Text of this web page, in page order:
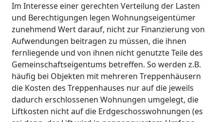
Im Interesse einer gerechten Verteilung der Lasten
und Berechtigungen legen Wohnungseigentümer
zunehmend Wert darauf, nicht zur Finanzierung von
Aufwendungen beitragen zu müssen, die ihnen
fernliegende und von ihnen nicht genutzte Teile des
Gemeinschaftseigentums betreffen. So werden z.B.
häufig bei Objekten mit mehreren Treppenhäusern
die Kosten des Treppenhauses nur auf die jeweils
dadurch erschlossenen Wohnungen umgelegt, die
Liftkosten nicht auf die Erdgeschosswohnungen (es